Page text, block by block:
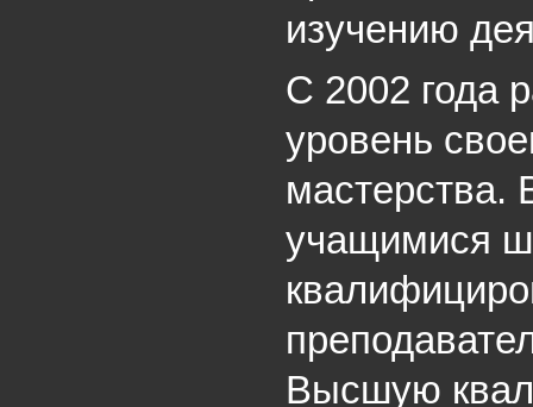
изучению
С 2002 года
уровень
мастерства.
учащимися
Высшую